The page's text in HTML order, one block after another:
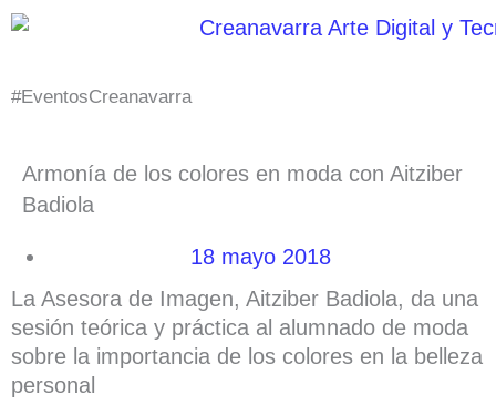
Ir
#EventosCreanavarra
Armonía de los colores en moda con Aitziber
Badiola
18 mayo 2018
La Asesora de Imagen, Aitziber Badiola, da una
sesión teórica y práctica al alumnado de moda
sobre la importancia de los colores en la belleza
personal